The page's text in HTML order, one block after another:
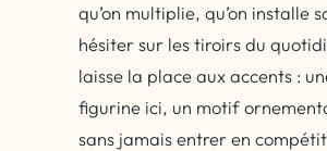
qu’on multiplie, qu’on installe
hésiter sur les tiroirs du
laisse la place aux accents :
figurine ici, un motif
sans jamais entrer en